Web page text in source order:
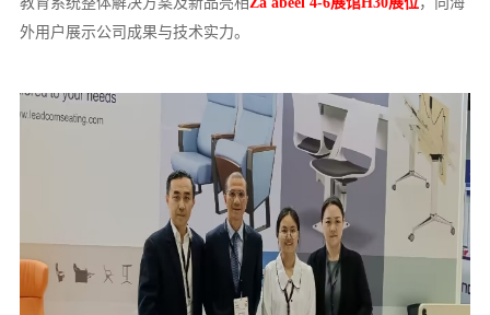
外用户展示公司成果与技术实力。